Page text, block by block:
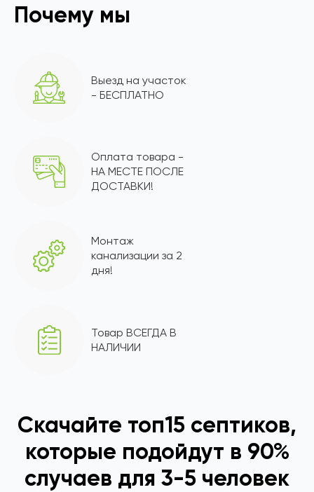
Почему мы
Выезд на участок
- БЕСПЛАТНО
Оплата товара -
НА МЕСТЕ ПОСЛЕ
ДОСТАВКИ!
Монтаж
канализации за 2
дня!
Товар ВСЕГДА В
НАЛИЧИИ
Скачайте топ15 септиков,
которые подойдут в 90%
случаев для 3-5 человек